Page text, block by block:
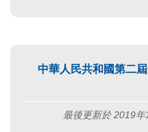
中華人民共和國第二
最後更新於 2019